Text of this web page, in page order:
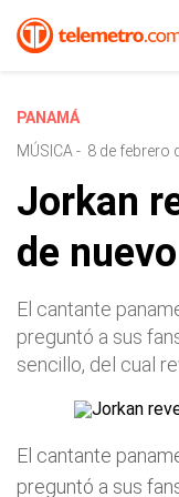
PANAMÁ
MÚSICA - 8 de febrero
Jorkan
de
El cantante
preguntó a sus
sencillo, del cual
El cantante
preguntó a sus